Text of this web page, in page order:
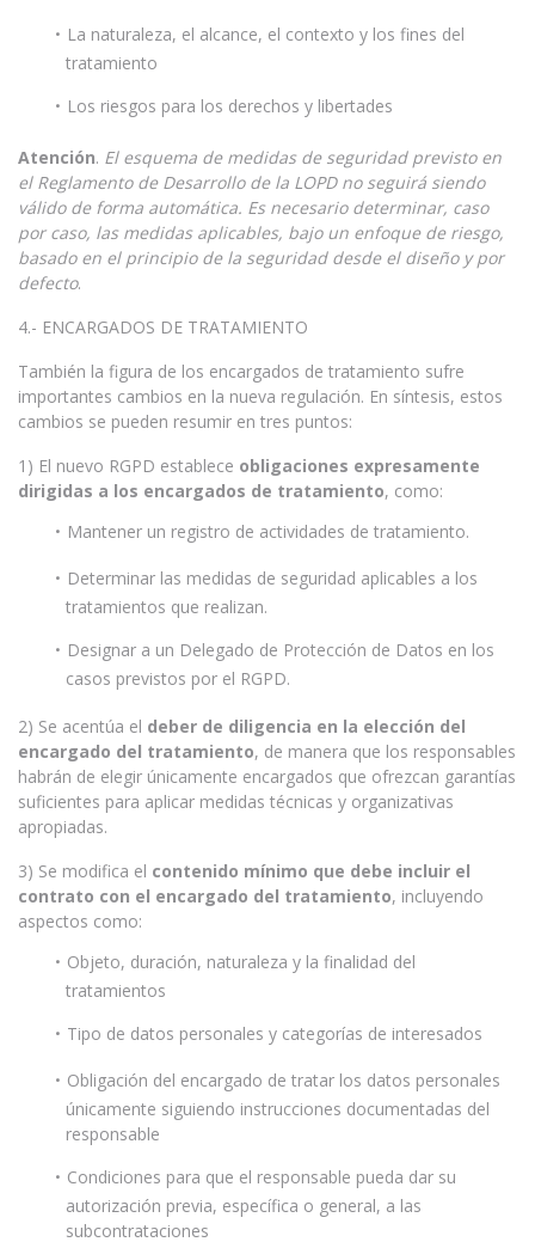
La naturaleza, el alcance, el contexto y los fines del
tratamiento
Los riesgos para los derechos y libertades
Atención. El esquema de medidas de seguridad previsto en
el Reglamento de Desarrollo de la LOPD no seguirá siendo
válido de forma automática. Es necesario determinar, caso
por caso, las medidas aplicables, bajo un enfoque de riesgo,
basado en el principio de la seguridad desde el diseño y por
defecto.
4.- ENCARGADOS DE TRATAMIENTO
También la figura de los encargados de tratamiento sufre
importantes cambios en la nueva regulación. En síntesis, estos
cambios se pueden resumir en tres puntos:
1) El nuevo RGPD establece obligaciones expresamente
dirigidas a los encargados de tratamiento, como:
Mantener un registro de actividades de tratamiento.
Determinar las medidas de seguridad aplicables a los
tratamientos que realizan.
Designar a un Delegado de Protección de Datos en los
casos previstos por el RGPD.
2) Se acentúa el deber de diligencia en la elección del
encargado del tratamiento, de manera que los responsables
habrán de elegir únicamente encargados que ofrezcan garantías
suficientes para aplicar medidas técnicas y organizativas
apropiadas.
3) Se modifica el contenido mínimo que debe incluir el
contrato con el encargado del tratamiento, incluyendo
aspectos como:
Objeto, duración, naturaleza y la finalidad del
tratamientos
Tipo de datos personales y categorías de interesados
Obligación del encargado de tratar los datos personales
únicamente siguiendo instrucciones documentadas del
responsable
Condiciones para que el responsable pueda dar su
autorización previa, específica o general, a las
subcontrataciones